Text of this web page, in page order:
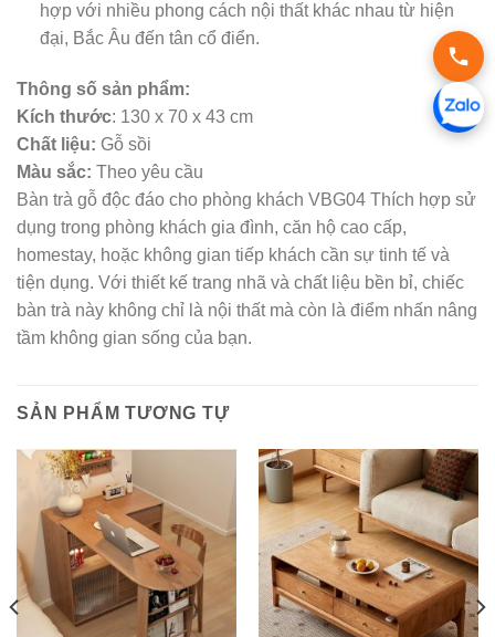
hợp với nhiều phong cách nội thất khác nhau từ hiện
đại, Bắc Âu đến tân cổ điển.
Thông số sản phẩm:
Kích thước: 130 x 70 x 43 cm
Chất liệu: Gỗ sồi
Màu sắc: Theo yêu cầu
Bàn trà gỗ độc đáo cho phòng khách VBG04 Thích hợp sử
dụng trong phòng khách gia đình, căn hộ cao cấp,
homestay, hoặc không gian tiếp khách cần sự tinh tế và
tiện dụng. Với thiết kế trang nhã và chất liệu bền bỉ, chiếc
bàn trà này không chỉ là nội thất mà còn là điểm nhấn nâng
tầm không gian sống của bạn.
SẢN PHẨM TƯƠNG TỰ